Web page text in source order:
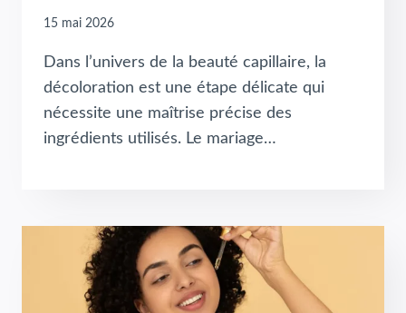
15 mai 2026
Dans l’univers de la beauté capillaire, la
décoloration est une étape délicate qui
nécessite une maîtrise précise des
ingrédients utilisés. Le mariage…